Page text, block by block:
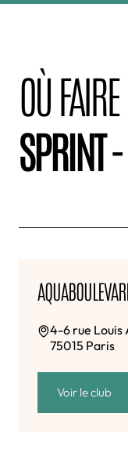
OÙ
SPRINT
4-6 rue Louis
75015 Paris
Voir le club